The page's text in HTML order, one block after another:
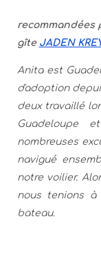
recommandées
gîte JADEN
Anita est
d'adoption
deux travaillé
Guadeloupe
nombreuses
navigué
notre voilier.
nous tenions à
bateau.